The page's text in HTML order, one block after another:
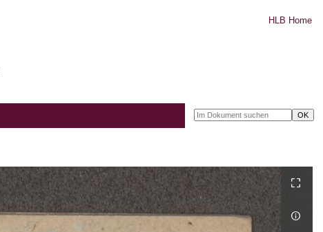
HLB Home